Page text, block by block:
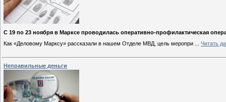
С 19 по 23 ноября в Марксе проводилась оперативно-профилактическая
Как «Деловому Марксу» рассказали в нашем Отделе МВД, цель меропри
Читать
Неправильные деньги